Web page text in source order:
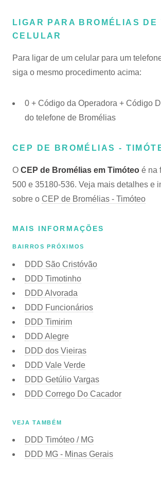
LIGAR PARA BROMÉLIAS DE
CELULAR
Para ligar de um celular para um
siga o mesmo procedimento acima:
0 + Código da Operadora + Código
do telefone de Bromélias
CEP DE BROMÉLIAS -
O CEP de Bromélias em Timóteo é na
500 e 35180-536. Veja mais detalhes e
sobre o CEP de Bromélias - Timóteo
MAIS INFORMAÇÕES
BAIRROS PRÓXIMOS
DDD São Cristóvão
DDD Timotinho
DDD Alvorada
DDD Funcionários
DDD Timirim
DDD Alegre
DDD dos Vieiras
DDD Vale Verde
DDD Getúlio Vargas
DDD Corrego Do Cacador
VEJA TAMBÉM
DDD Timóteo / MG
DDD MG - Minas Gerais